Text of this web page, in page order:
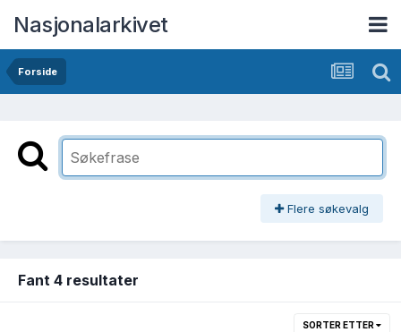
Nasjonalarkivet
Forside
Flere søkevalg
Fant 4 resultater
SORTER ETTER